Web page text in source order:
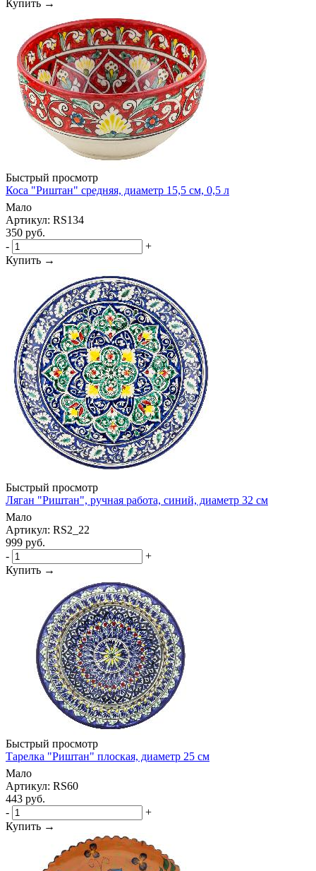
Купить →
Быстрый просмотр
Коса "Риштан" средняя, диаметр 15,5 см, 0,5 л
Мало
Артикул: RS134
350 руб.
-
+
Купить →
Быстрый просмотр
Ляган "Риштан", ручная работа, синий, диаметр 32 см
Мало
Артикул: RS2_22
999 руб.
-
+
Купить →
Быстрый просмотр
Тарелка "Риштан" плоская, диаметр 25 см
Мало
Артикул: RS60
443 руб.
-
+
Купить →